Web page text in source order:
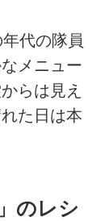
代の隊員
メニュー
らは見え
た日は本
のレシ